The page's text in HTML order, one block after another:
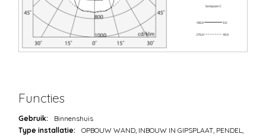
Functies
Gebruik:
Binnenshuis
Type installatie:
OPBOUW WAND, INBOUW IN GIPSPLAAT, PENDEL,